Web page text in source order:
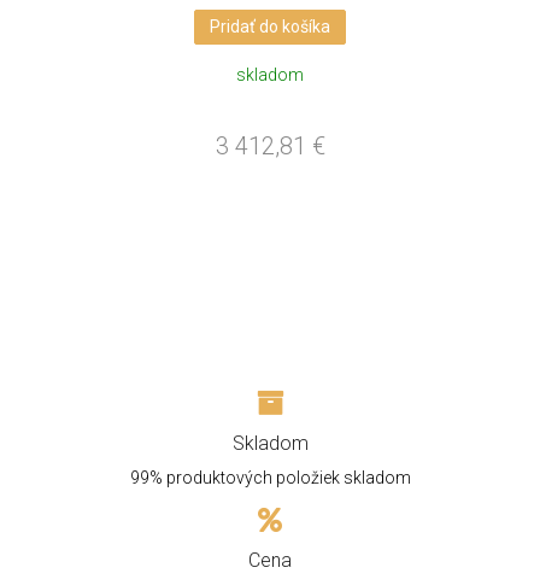
Pridať do košíka
skladom
3 412,81 €
Skladom
99% produktových položiek skladom
Cena